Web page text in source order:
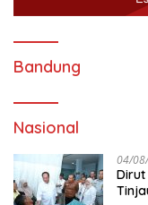
Bandung
Nasional
04/